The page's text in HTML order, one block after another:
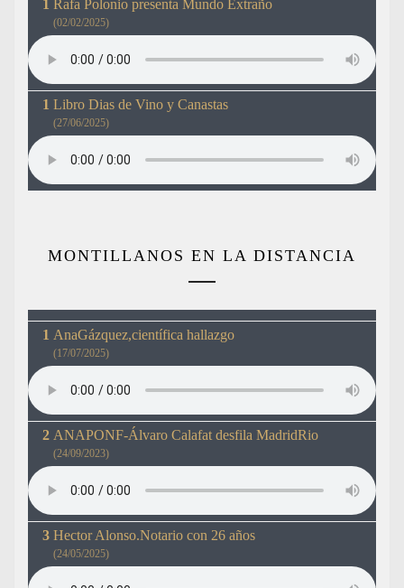
Rafa Polonio presenta Mundo Extraño
(02/02/2025)
Libro Dias de Vino y Canastas
(27/06/2025)
MONTILLANOS EN LA DISTANCIA
AnaGázquez,científica hallazgo
(17/07/2025)
ANAPONF-Álvaro Calafat desfila MadridRio
(24/09/2023)
Hector Alonso.Notario con 26 años
(24/05/2025)